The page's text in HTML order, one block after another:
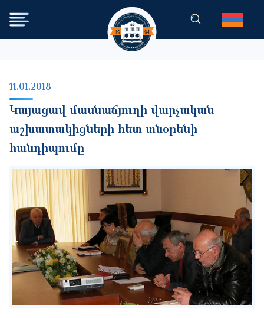
Skip to main content
11.01.2018
Կայացավ մասնաճյուղի վարչական
աշխատակիցների հետ տնօրենի
հանդիպումը